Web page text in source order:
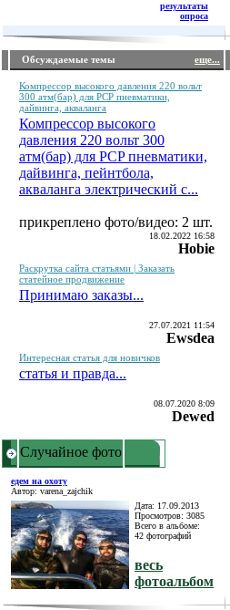
результаты
опроса
Обсуждаемые темы еще...
Компрессор высокого давления 220 вольт
300 атм(бар) для PCP пневматики,
дайвинга, акваланга
Компрессор высокого
давления 220 вольт 300
атм(бар) для PCP пневматики,
дайвинга, пейнтбола,
акваланга электрический c...
прикреплено фото/видео: 2 шт.
18.02.2022 16:58
Hobie
Раскрутка сайта статьями | Заказать
статейное продвижение
Принимаю заказы...
27.07.2021 11:54
Ewsdea
Интересная статья для новичков
статья и правда...
08.07.2020 8:09
Dewed
Случайное фото
едем на охоту
Автор: varena_zajchik
Дата: 17.09.2013
Просмотров: 3085
Всего в альбоме:
42 фотографий
весь
фотоальбом